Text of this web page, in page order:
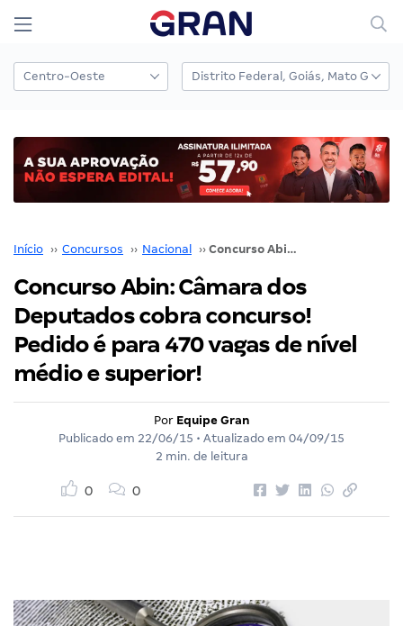
Início ›› Concursos ›› Nacional ›› Concurso Abin: Câmara dos Deputados cobra concurso! Pedido é para 470 vagas de nível médio e superior!
Concurso Abin: Câmara dos
Deputados cobra concurso!
Pedido é para 470 vagas de nível
médio e superior!
Por Equipe Gran
Publicado em 22/06/15 • Atualizado em 04/09/15
2 min. de leitura
0 0